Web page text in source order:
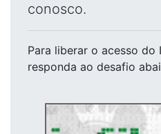
conosco.
Para liberar o acesso do
responda ao desafio